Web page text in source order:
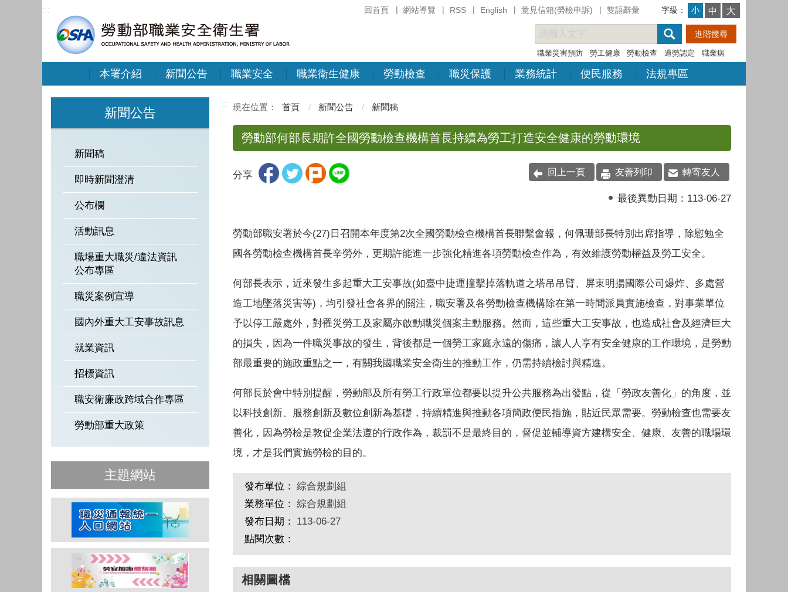
回首頁 網站導覽 RSS English 意見信箱(勞檢申訴) 雙語辭彙
::: 字級： 小 中 大
職業災害預防 勞工健康 勞動檢查 過勞認定 職業病
本署介紹 新聞公告 職業安全 職業衛生健康 勞動檢查 職災保護 業務統計 便民服務 法規專區
新聞公告
新聞稿
即時新聞澄清
公布欄
活動訊息
職場重大職災/違法資訊
公布專區
職災案例宣導
國內外重大工安事故訊息
就業資訊
招標資訊
職安衛廉政跨域合作專區
勞動部重大政策
主題網站
::: 首頁 新聞公告 新聞稿
勞動部何部長期許全國勞動檢查機構首長持續為勞工打造安全健康的勞動環境
分享 回上一頁 友善列印 轉寄友人
最後異動日期： 113-06-27
勞動部職安署於今(27)日召開本年度第2次全國勞動檢查機構首長聯繫會報，何佩珊部長特別出席指導，除慰勉全
國各勞動檢查機構首長辛勞外，更期許能進一步強化精進各項勞動檢查作為，有效維護勞動權益及勞工安全。
何部長表示，近來發生多起重大工安事故(如臺中捷運撞擊掉落軌道之塔吊吊臂、屏東明揚國際公司爆炸、多處營
造工地墜落災害等)，均引發社會各界的關注，職安署及各勞動檢查機構除在第一時間派員實施檢查，對事業單位
予以停工嚴處外，對罹災勞工及家屬亦啟動職災個案主動服務。然而，這些重大工安事故，也造成社會及經濟巨大
的損失，因為一件職災事故的發生，背後都是一個勞工家庭永遠的傷痛，讓人人享有安全健康的工作環境，是勞動
部最重要的施政重點之一，有關我國職業安全衛生的推動工作，仍需持續檢討與精進。
何部長於會中特別提醒，勞動部及所有勞工行政單位都要以提升公共服務為出發點，從「勞政友善化」的角度，並
以科技創新、服務創新及數位創新為基礎，持續精進與推動各項簡政便民措施，貼近民眾需要。勞動檢查也需要友
善化，因為勞檢是敦促企業法遵的行政作為，裁罰不是最終目的，督促並輔導資方建構安全、健康、友善的職場環
境，才是我們實施勞檢的目的。
發布單位： 綜合規劃組
業務單位： 綜合規劃組
發布日期：
113-06-27
點閱次數：
相關圖檔